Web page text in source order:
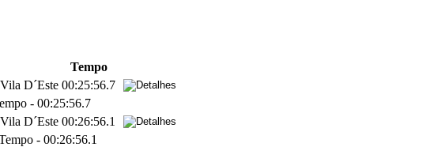
Tempo
D´Este 00:25:56.7
- 00:25:56.7
D´Este 00:26:56.1
- 00:26:56.1